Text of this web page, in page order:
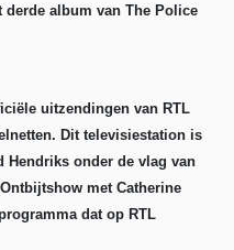
derde album van The Police
uitzendingen van RTL
Dit televisiestation is
Hendriks onder de vlag van
met Catherine
dat op RTL